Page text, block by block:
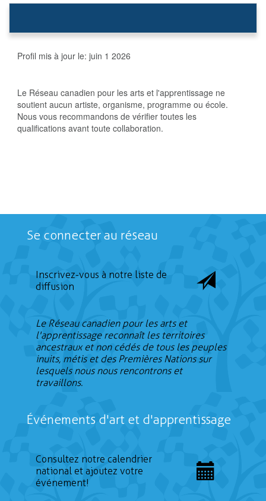
Profil mis à jour le: juin 1 2026
Le Réseau canadien pour les arts et l'apprentissage ne
soutient aucun artiste, organisme, programme ou école.
Nous vous recommandons de vérifier toutes les
qualifications avant toute collaboration.
Se connecter au réseau
Inscrivez-vous à notre liste de
diffusion
Le Réseau canadien pour les arts et
l'apprentissage reconnaît les territoires
ancestraux et non cédés de tous les peuples
inuits, métis et des Premières Nations sur
lesquels nous nous rencontrons et
travaillons.
Événements d'art et d'apprentissage
Consultez notre calendrier
national et ajoutez votre
événement!